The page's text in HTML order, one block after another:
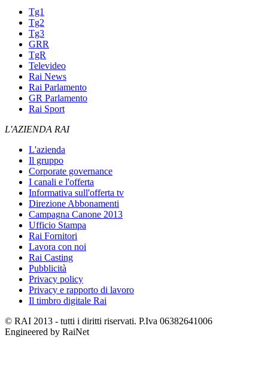
Tg1
Tg2
Tg3
GRR
TgR
Televideo
Rai News
Rai Parlamento
GR Parlamento
Rai Sport
L'AZIENDA RAI
L'azienda
Il gruppo
Corporate governance
I canali e l'offerta
Informativa sull'offerta tv
Direzione Abbonamenti
Campagna Canone 2013
Ufficio Stampa
Rai Fornitori
Lavora con noi
Rai Casting
Pubblicità
Privacy policy
Privacy e rapporto di lavoro
Il timbro digitale Rai
© RAI 2013 - tutti i diritti riservati. P.Iva 06382641006
Engineered by RaiNet